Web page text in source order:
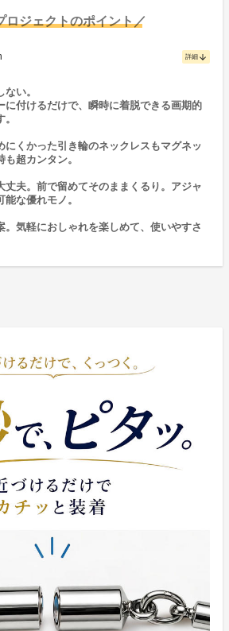
ロジェクトのポイント／
詳細 arrow_downward
い。
に付けるだけで、瞬時に着脱できる画期的
にくかった引き輪のネックレスもマグネッ
も超カンタン。
丈夫。前で留めてそのままくるり。アジャ
な優れモノ。
。気軽におしゃれを楽しめて、使いやすさ